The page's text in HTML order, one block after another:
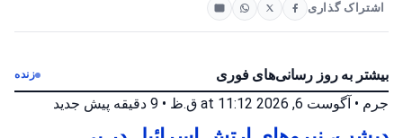
اشتراک گذاری
بیشتر به روز رسانی‌های فوری زنده
جرم • آگوست 6, 2026 at 11:12 ق.ظ • 9 دقیقه پیش جدید